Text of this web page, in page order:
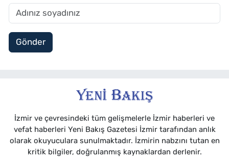
Gönder
İzmir ve çevresindeki tüm gelişmelerle İzmir haberleri ve
vefat haberleri Yeni Bakış Gazetesi İzmir tarafından anlık
olarak okuyuculara sunulmaktadır. İzmirin nabzını tutan en
kritik bilgiler, doğrulanmış kaynaklardan derlenir.